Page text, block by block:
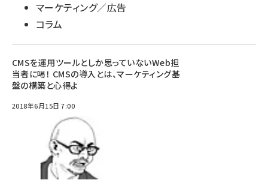
マーケティング／広告
コラム
CMSを運用ツールとしか思っていないWeb担
当者に喝！ CMSの導入とは、マーケティング基
盤の構築と心得よ
2018年6月15日 7:00